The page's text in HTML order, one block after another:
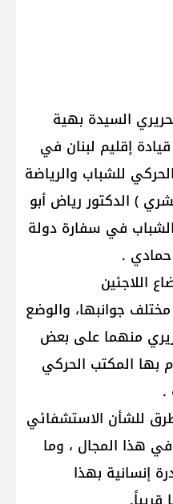
السيدة بهية
إقليم لبنان في
للشباب والرياضة
) الدكتور رياض أبو
في سفارة دولة
.
اللاجئين
جوانبها، والوضع
منهما على بعض
بها المكتب الحركي
.
للشأن الاستشفائي
هذا المجال ، وما
إنسانية بهذا